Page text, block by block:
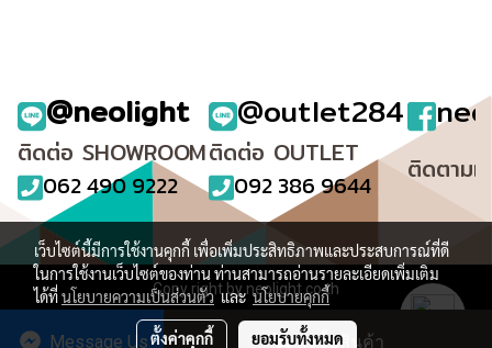
สั่งซื้อสินค้า
Message Us
@neolight @outlet284
ติดต่อ SHOWROOM
062 490 9222
ติดต่อ OUTLET
092 386 9644 ติดตามเ
Copy right by neolight.co.th
ผู้เข้าชมวันนี้ 647
เว็บไซต์นี้มีการใช้งานคุกกี้ เพื่อเพิ่มประสิทธิภาพและประสบการณ์ที่ดี
ในการใช้งานเว็บไซต์ของท่าน ท่านสามารถอ่านรายละเอียดเพิ่มเติม
ได้ที่นโยบายความเป็นส่วนตัวและ นโยบายคุกกี้
ตั้งค่าคุกกี้ ยอมรับทั้งหมด